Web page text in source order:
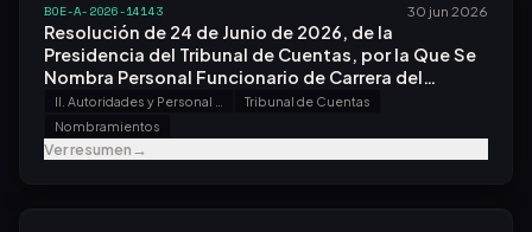
BOE-A-2026-14143 30 jun 2026
Resolución de 24 de Junio de 2026, de la
Presidencia del Tribunal de Cuentas, por la Que Se
Nombra Personal Funcionario de Carrera del
Cuerpo Técnico de Auditoría y Control Externo del
Tribunal de Cuentas.
Tribunal de Cuentas
Nombramientos
Ver resumen→